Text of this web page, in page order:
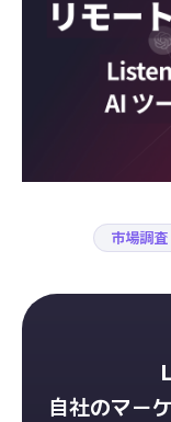
市場調査
自社のマー